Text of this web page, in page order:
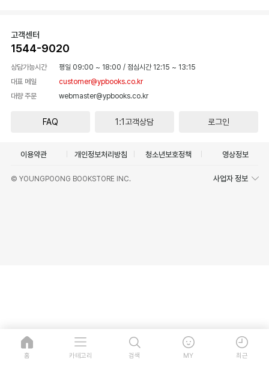
고객센터
1544-9020
상담가능시간 평일 09:00 ~ 18:00 / 점심시간 12:15 ~ 13:15
대표 메일
customer@ypbooks.co.kr
대량 주문
webmaster@ypbooks.co.kr
FAQ 1:1고객상담 로그인
이용약관 개인정보처리방침 청소년보호정책 영상정보
© YOUNGPOONG BOOKSTORE INC. 사업자 정보
홈 카테고리 검색 MY 최근